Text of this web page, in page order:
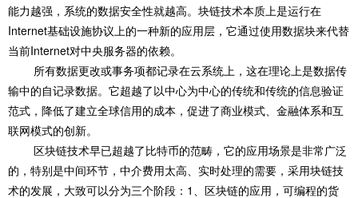
能力越强，系统的数据安全性就越高。块链技术本质上是运行在
Internet基础设施协议上的一种新的应用层，它通过使用数据块来代替
当前Internet对中央服务器的依赖。
所有数据更改或事务项都记录在云系统上，这在理论上是数据传
输中的自记录数据。它超越了以中心为中心的传统和传统的信息验证
范式，降低了建立全球信用的成本，促进了商业模式、金融体系和互
联网模式的创新。
区块链技术早已超越了比特币的范畴，它的应用场景是非常广泛
的，特别是中间环节，中介费用太高、实时处理的需要，采用块链技
术的发展，大致可以分为三个阶段：1、区块链的应用，可编程的货